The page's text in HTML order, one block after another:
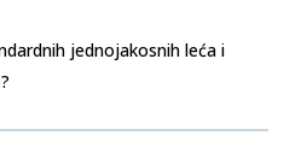
jednojakosnih leća i